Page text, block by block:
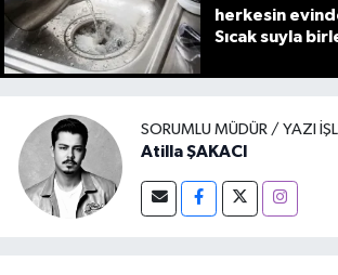
herkesin
Sıcak suyla
SORUMLU MÜDÜR / YAZI
Atilla ŞAKACI